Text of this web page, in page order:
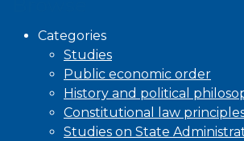
Categories
Studies
Public economic order
History and political
Constitutional law
Studies on State